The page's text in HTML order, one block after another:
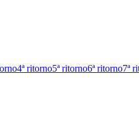
4ª ritorno5ª ritorno6ª ritorno7ª